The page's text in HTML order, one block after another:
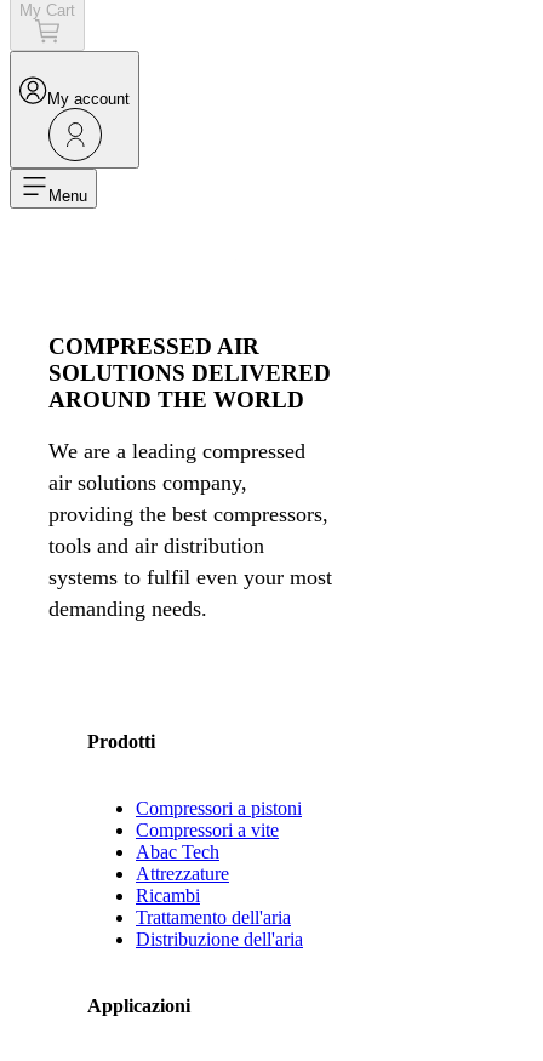
My Cart
My account
Menu
COMPRESSED AIR
SOLUTIONS DELIVERED
AROUND THE WORLD
We are a leading compressed
air solutions company,
providing the best compressors,
tools and air distribution
systems to fulfil even your most
demanding needs.
Prodotti
Compressori a pistoni
Compressori a vite
Abac Tech
Attrezzature
Ricambi
Trattamento dell'aria
Distribuzione dell'aria
Applicazioni